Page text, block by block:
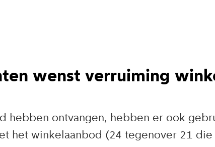
wenst verruiming
hebben ontvangen, hebben er ook
het winkelaanbod (24 tegenover 21